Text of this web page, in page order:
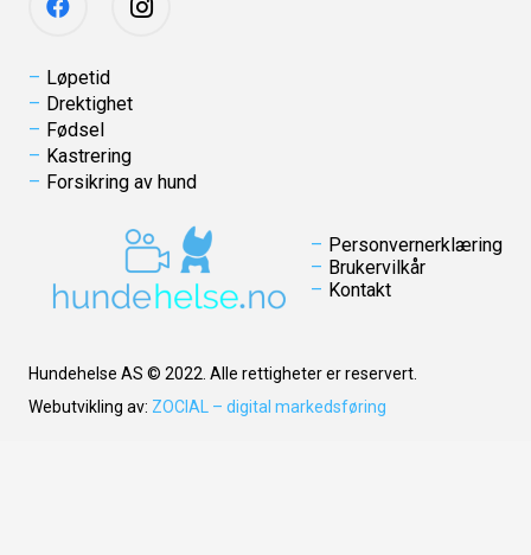
Løpetid
Drektighet
Fødsel
Kastrering
Forsikring av hund
Personvernerklæring
Brukervilkår
Kontakt
Hundehelse AS © 2022. Alle rettigheter er reservert.
Webutvikling av: ZOCIAL – digital markedsføring